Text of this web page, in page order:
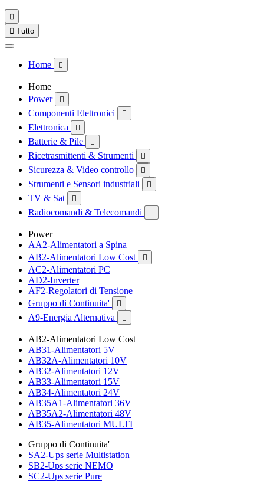

 Tutto
Home 
Home
Power

Componenti Elettronici 
Elettronica 
Batterie & Pile 
Ricetrasmittenti & Strumenti 
Sicurezza & Video controllo 
Strumenti e Sensori industriali 
TV & Sat 
Radiocomandi & Telecomandi 
Power
AA2-Alimentatori a Spina
AB2-Alimentatori Low Cost

AC2-Alimentatori PC
AD2-Inverter
AF2-Regolatori di Tensione
Gruppo di Continuita'

A9-Energia Alternativa 
AB2-Alimentatori Low Cost
AB31-Alimentatori 5V
AB32A-Alimentatori 10V
AB32-Alimentatori 12V
AB33-Alimentatori 15V
AB34-Alimentatori 24V
AB35A1-Alimentatori 36V
AB35A2-Alimentatori 48V
AB35-Alimentatori MULTI
Gruppo di Continuita'
SA2-Ups serie Multistation
SB2-Ups serie NEMO
SC2-Ups serie Pure